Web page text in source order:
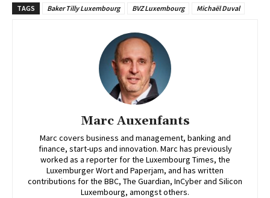
TAGS Baker Tilly Luxembourg BVZ Luxembourg Michaël Duval
Marc Auxenfants
Marc covers business and management, banking and
finance, start-ups and innovation. Marc has previously
worked as a reporter for the Luxembourg Times, the
Luxemburger Wort and Paperjam, and has written
contributions for the BBC, The Guardian, InCyber and Silicon
Luxembourg, amongst others.